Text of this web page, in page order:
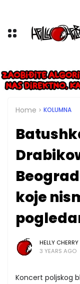
Home KOLUMNA
koje
HELLY CHERRY
3 YEARS AGO
Koncert poljskog